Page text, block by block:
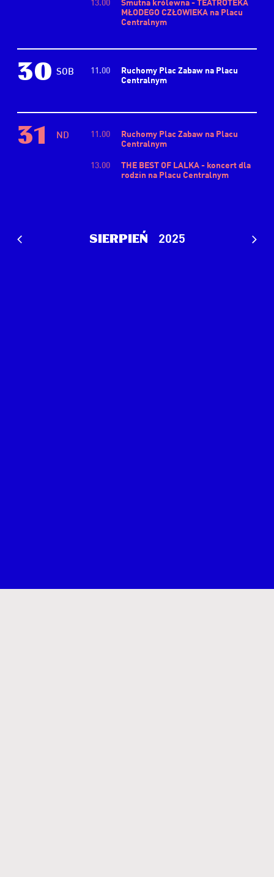
13.00
Smutna królewna - TEATROTEKA
MŁODEGO CZŁOWIEKA na Placu
Centralnym
30 SOB 11.00
Ruchomy Plac Zabaw na Placu
Centralnym
31 ND 11.00
Ruchomy Plac Zabaw na Placu
Centralnym
13.00
THE BEST OF LALKA - koncert dla
rodzin na Placu Centralnym
sierpień 2025